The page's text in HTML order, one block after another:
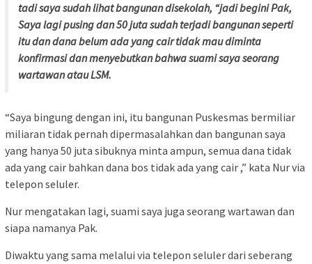
tadi saya sudah lihat bangunan disekolah, “jadi begini Pak,
Saya lagi pusing dan 50 juta sudah terjadi bangunan seperti
itu dan dana belum ada yang cair tidak mau diminta
konfirmasi dan menyebutkan bahwa suami saya seorang
wartawan atau LSM.
“Saya bingung dengan ini, itu bangunan Puskesmas bermiliar
miliaran tidak pernah dipermasalahkan dan bangunan saya
yang hanya 50 juta sibuknya minta ampun, semua dana tidak
ada yang cair bahkan dana bos tidak ada yang cair ,” kata Nur via
telepon seluler.
Nur mengatakan lagi, suami saya juga seorang wartawan dan
siapa namanya Pak.
Diwaktu yang sama melalui via telepon seluler dari seberang